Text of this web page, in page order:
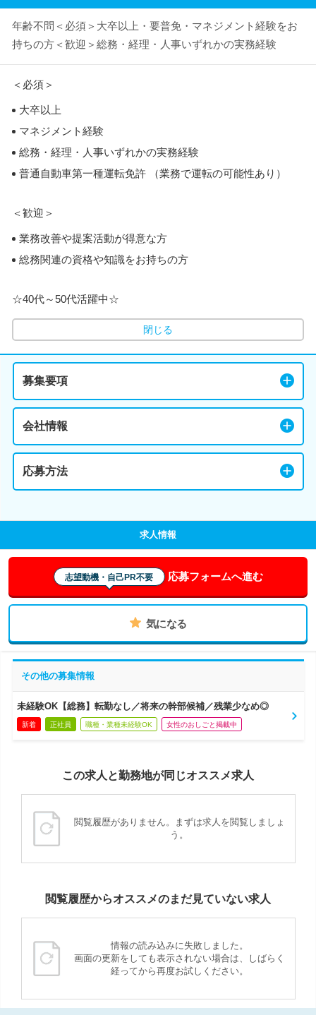
年齢不問＜必須＞大卒以上・要普免・マネジメント経験をお
持ちの方＜歓迎＞総務・経理・人事いずれかの実務経験
＜必須＞
大卒以上
マネジメント経験
総務・経理・人事いずれかの実務経験
普通自動車第一種運転免許 （業務で運転の可能性あり）
＜歓迎＞
業務改善や提案活動が得意な方
総務関連の資格や知識をお持ちの方
☆40代～50代活躍中☆
閉じる
募集要項
会社情報
応募方法
求人情報
志望動機・自己PR不要 応募フォームへ進む
気になる
その他の募集情報
未経験OK【総務】転勤なし／将来の幹部候補／残業少なめ◎
新着 正社員 職種・業種未経験OK 女性のおしごと掲載中
この求人と勤務地が同じオススメ求人
閲覧履歴がありません。まずは求人を閲覧しましょ
う。
閲覧履歴からオススメのまだ見ていない求人
情報の読み込みに失敗しました。
画面の更新をしても表示されない場合は、しばらく
経ってから再度お試しください。